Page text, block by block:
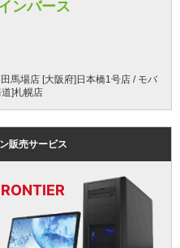
ンバース
馬場店 [大阪府]日本橋1号店 / モバ
]札幌店
販売サービス